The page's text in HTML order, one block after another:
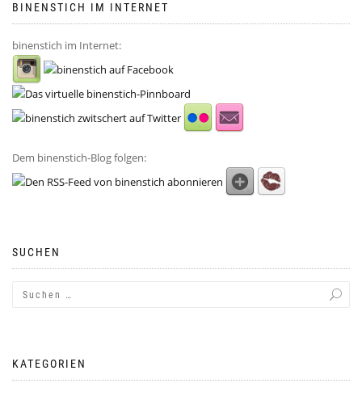
BINENSTICH IM INTERNET
binenstich im Internet:
Dem binenstich-Blog folgen:
SUCHEN
KATEGORIEN